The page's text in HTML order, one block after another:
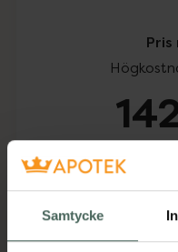
Samtycke
Köp